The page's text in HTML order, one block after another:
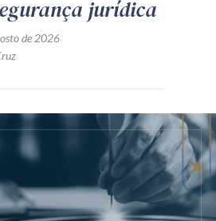
jurídica
de 2026